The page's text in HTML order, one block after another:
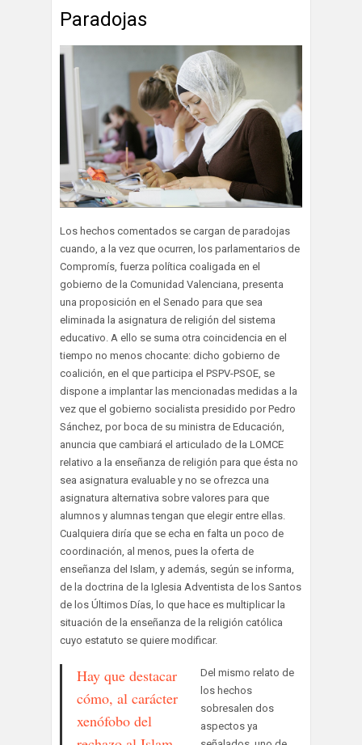
Paradojas
Los hechos comentados se cargan de paradojas
cuando, a la vez que ocurren, los parlamentarios de
Compromís, fuerza política coaligada en el
gobierno de la Comunidad Valenciana, presenta
una proposición en el Senado para que sea
eliminada la asignatura de religión del sistema
educativo. A ello se suma otra coincidencia en el
tiempo no menos chocante: dicho gobierno de
coalición, en el que participa el PSPV-PSOE, se
dispone a implantar las mencionadas medidas a la
vez que el gobierno socialista presidido por Pedro
Sánchez, por boca de su ministra de Educación,
anuncia que cambiará el articulado de la LOMCE
relativo a la enseñanza de religión para que ésta no
sea asignatura evaluable y no se ofrezca una
asignatura alternativa sobre valores para que
alumnos y alumnas tengan que elegir entre ellas.
Cualquiera diría que se echa en falta un poco de
coordinación, al menos, pues la oferta de
enseñanza del Islam, y además, según se informa,
de la doctrina de la Iglesia Adventista de los Santos
de los Últimos Días, lo que hace es multiplicar la
situación de la enseñanza de la religión católica
cuyo estatuto se quiere modificar.
Hay que destacar
cómo, al carácter
xenófobo del
Del mismo relato de
los hechos
sobresalen dos
aspectos ya